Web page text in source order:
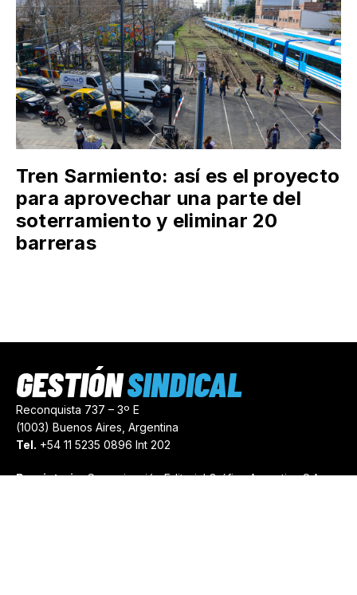
Tren Sarmiento: así es el proyecto
para aprovechar una parte del
soterramiento y eliminar 20
barreras
Reconquista 737 – 3º E
(1003) Buenos Aires, Argentina
Tel. +54 11 5235 0896 Int 202
Propietario:Comunicación Editorial Gráfica Argentina S.A.
GESTIÓNSINDICAL